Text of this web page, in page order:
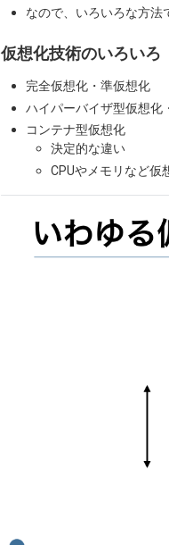
なので、いろいろな方法
仮想化技術のいろいろ
完全仮想化・準仮想化
ハイパーバイザ型仮想化
コンテナ型仮想化
決定的な違い
CPUやメモリなど仮